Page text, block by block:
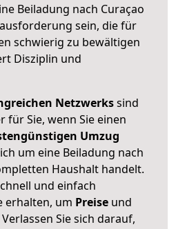
Beiladung nach Curaçao
sein, die für
schwierig zu bewältigen
Disziplin und
Netzwerkssind
für Sie, wenn Sie einen
Umzug
um eine Beiladung nach
Haushalt handelt.
und einfach
erhalten, um Preise und
Verlassen Sie sich darauf,